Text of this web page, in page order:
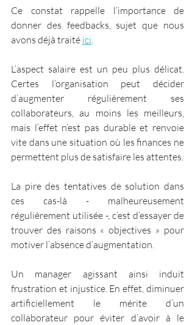
Ce constat rappelle l’importance de
donner des feedbacks, sujet que nous
avons déjà traité ici.
L’aspect salaire est un peu plus délicat.
Certes l’organisation peut décider
d’augmenter régulièrement ses
collaborateurs, au moins les meilleurs,
mais l’effet n’est pas durable et renvoie
vite dans une situation où les finances ne
La pire des tentatives de solution dans
ces cas-là - malheureusement
régulièrement utilisée -, c’est d’essayer de
trouver des raisons « objectives » pour
motiver l’absence d’augmentation.
Un manager agissant ainsi induit
frustration et injustice. En effet, diminuer
artificiellement le mérite d’un
collaborateur pour éviter d’avoir à le